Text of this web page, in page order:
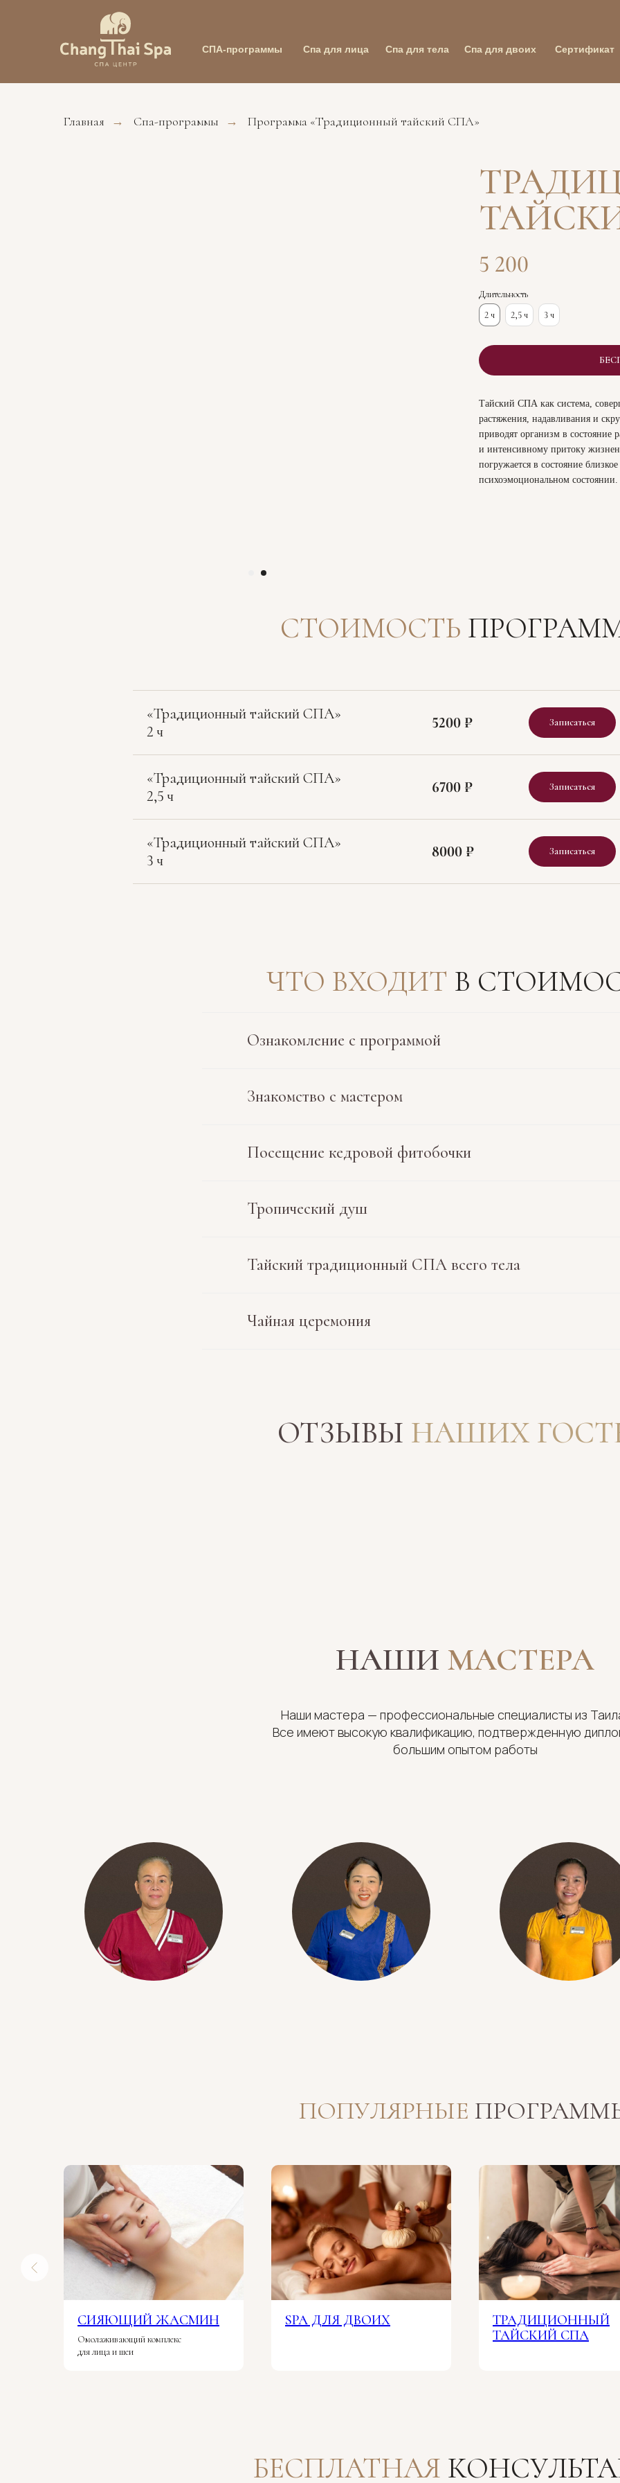
СПА-программы Спа для лица Спа для тела Сертификат
Спа для двоих
Главная → Спа-программы → Программа «Традиционный тайский СПА»
5 200
Длительность
2 ч
2,5 ч 3 ч
Тайский СПА как система,
растяжения, надавливания и
приводят организм в состояние
и интенсивному притоку
погружается в состояние
психоэмоциональном состоянии.
СТОИМОСТЬ
«Традиционный тайский СПА»
2 ч
5200 ₽ Записаться
«Традиционный тайский СПА»
2,5 ч
6700 ₽ Записаться
«Традиционный тайский СПА»
3 ч
8000 ₽ Записаться
ЧТО ВХОДИТ В
Ознакомление с программой
Знакомство с мастером
Посещение кедровой фитобочки
Тропический душ
Тайский традиционный СПА всего тела
Чайная церемония
ОТЗЫВЫ НАШИХ
НАШИ МАСТЕРА
Наши мастера — профессиональные специалисты из
Все имеют высокую квалификацию, подтвержденную
большим опытом работы
ПОПУЛЯРНЫЕ
СИЯЮЩИЙ ЖАСМИН
Омолаживающий комплекс
для лица и шеи
SPA ДЛЯ ДВОИХ
ТРАДИЦИОННЫЙ
ТАЙСКИЙ СПА
БЕСПЛАТНАЯ